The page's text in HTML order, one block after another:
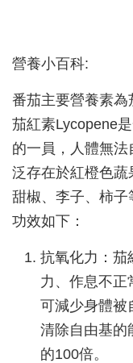
營養小百科:
番茄主要營養素為
茄紅素Lycopene
的一員，人體無
泛存在於紅橙色蔬
甜椒、李子、柿
功效如下：
抗氧化力：茄
力、作息不正
可減少身體被
清除自由基的
的100倍。